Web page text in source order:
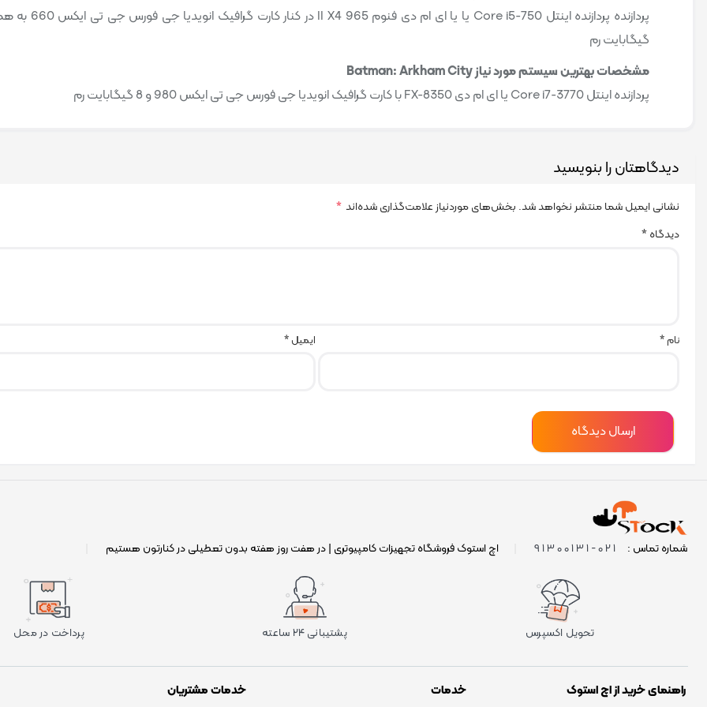
گیگابایت رم
مشخصات بهترین سیستم مورد نیاز Batman: Arkham City
پردازنده اینتل Core i7-3770 یا ای ام دی FX-8350 با کارت گرافیک انویدیا جی فورس جی تی ایکس 980 و 8 گیگابایت رم
دیدگاهتان را بنویسید
نشانی ایمیل شما منتشر نخواهد شد. بخش‌های موردنیاز علامت‌گذاری شده‌اند *
دیدگاه*
نام * ایمیل*
شماره تماس : 021-91300131 اچ استوک فروشگاه تجهیزات کامپیوتری | در هفت روز هفته بدون تعطیلی در کنارتون هستیم
تحویل اکسپرس پشتیبانی ۲۴ ساعته پرداخت در محل
راهنمای خرید از اچ استوک خدمات خدمات مشتریان